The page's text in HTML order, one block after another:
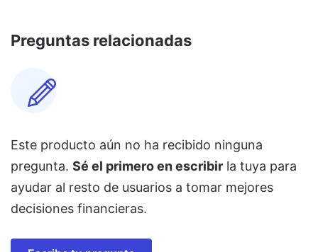
Preguntas relacionadas
Este producto aún no ha recibido ninguna
pregunta. Sé el primero en escribir la tuya para
ayudar al resto de usuarios a tomar mejores
decisiones financieras.